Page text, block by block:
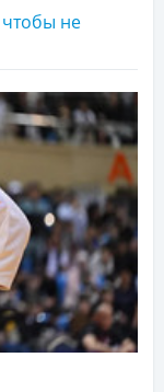
чтобы не